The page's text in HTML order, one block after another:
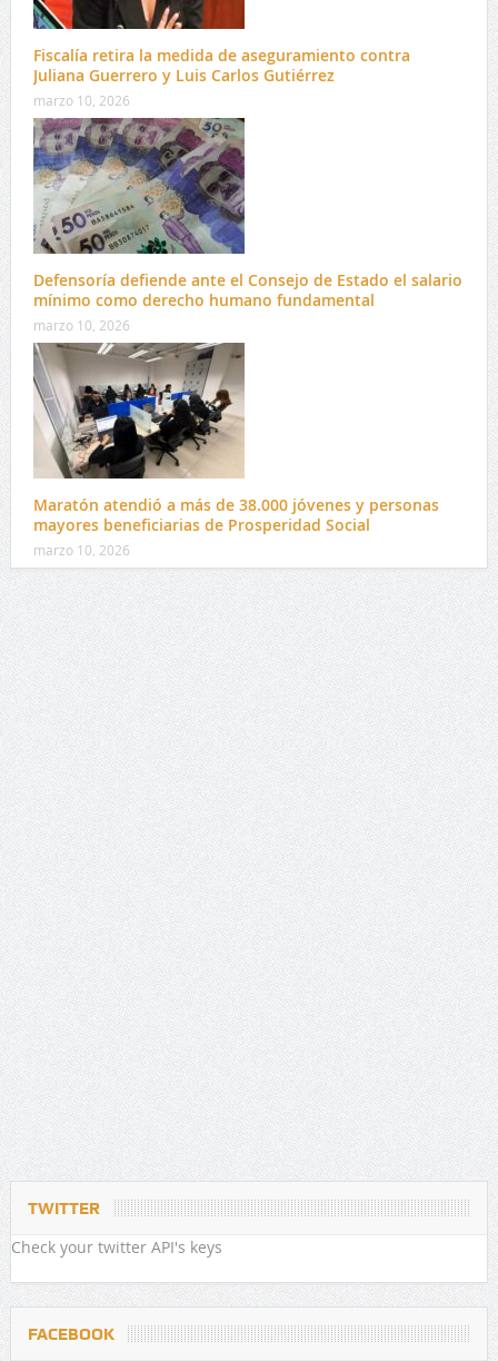
Fiscalía retira la medida de aseguramiento contra
Juliana Guerrero y Luis Carlos Gutiérrez
marzo 10, 2026
Defensoría defiende ante el Consejo de Estado el salario
mínimo como derecho humano fundamental
marzo 10, 2026
Maratón atendió a más de 38.000 jóvenes y personas
mayores beneficiarias de Prosperidad Social
marzo 10, 2026
TWITTER
Check your twitter API's keys
FACEBOOK